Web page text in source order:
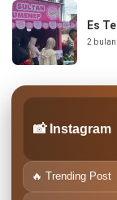
Es
2
📸 Instagram
🔥 Trending Post